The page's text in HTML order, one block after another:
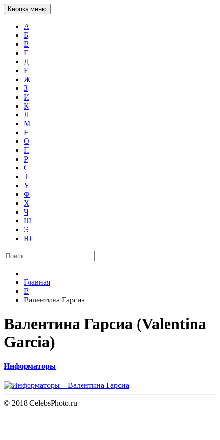
Кнопка меню
А
Б
В
Г
Д
Е
Ж
З
И
К
Л
М
Н
О
П
Р
С
Т
У
Ф
Х
Ч
Ш
Э
Ю
Главная
В
Валентина Гарсиа
Валентина Гарсиа (Valentina
Garcia)
Информаторы
© 2018 CelebsPhoto.ru